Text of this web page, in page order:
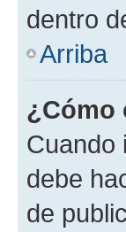
dentro
Arriba
¿Cómo
Cuando
debe
de